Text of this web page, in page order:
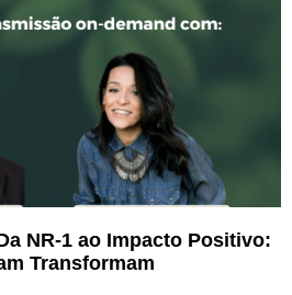
NR-1 ao Impacto Positivo:
Transformam